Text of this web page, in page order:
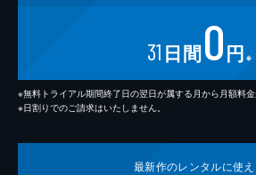
31 日間0円 ※
※無料トライアル期間終了日の翌日が属する月から月額料金
※日割りでのご請求はいたしません。
最新作のレンタルに使